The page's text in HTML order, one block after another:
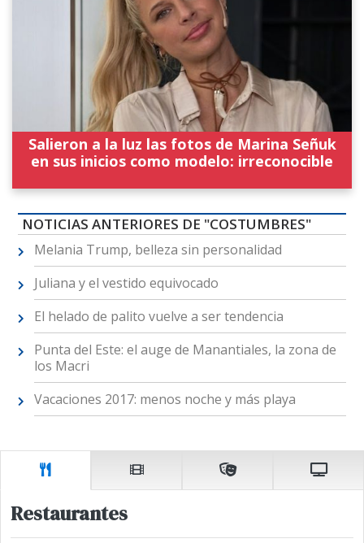
Salieron a la luz las fotos de Marina Señuk
en sus inicios como modelo: irreconocible
NOTICIAS ANTERIORES DE "COSTUMBRES"
Melania Trump, belleza sin personalidad
Juliana y el vestido equivocado
El helado de palito vuelve a ser tendencia
Punta del Este: el auge de Manantiales, la zona de
los Macri
Vacaciones 2017: menos noche y más playa
Restaurantes